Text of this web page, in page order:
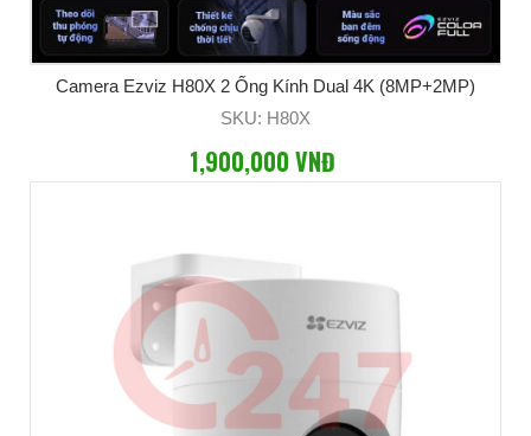
Camera Ezviz H80X 2 Ống Kính Dual 4K (8MP+2MP)
SKU: H80X
1,900,000 VNĐ